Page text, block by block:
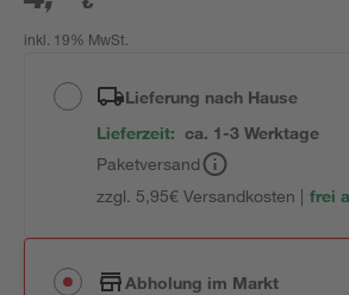
inkl. 19% MwSt.
Lieferung nach Hause
Lieferzeit: ca. 1-3 Werktage
Paketversand
zzgl. 5,95€ Versandkosten | frei
Abholung im Markt